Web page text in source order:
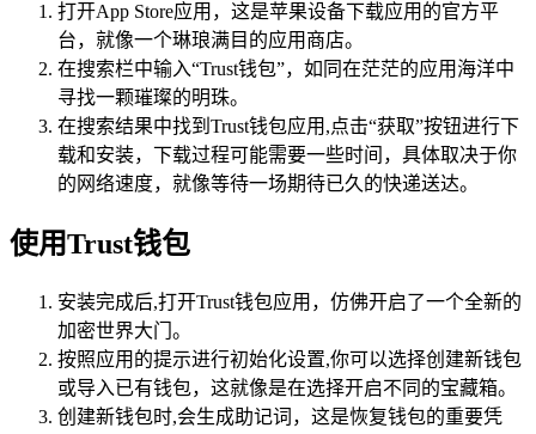
打开App Store应用，这是苹果设备下载应用的官方平
台，就像一个琳琅满目的应用商店。
在搜索栏中输入“Trust钱包”，如同在茫茫的应用海洋中
寻找一颗璀璨的明珠。
在搜索结果中找到Trust钱包应用,点击“获取”按钮进行下
载和安装，下载过程可能需要一些时间，具体取决于你
的网络速度，就像等待一场期待已久的快递送达。
使用Trust钱包
安装完成后,打开Trust钱包应用，仿佛开启了一个全新的
加密世界大门。
按照应用的提示进行初始化设置,你可以选择创建新钱包
或导入已有钱包，这就像是在选择开启不同的宝藏箱。
创建新钱包时,会生成助记词，这是恢复钱包的重要凭